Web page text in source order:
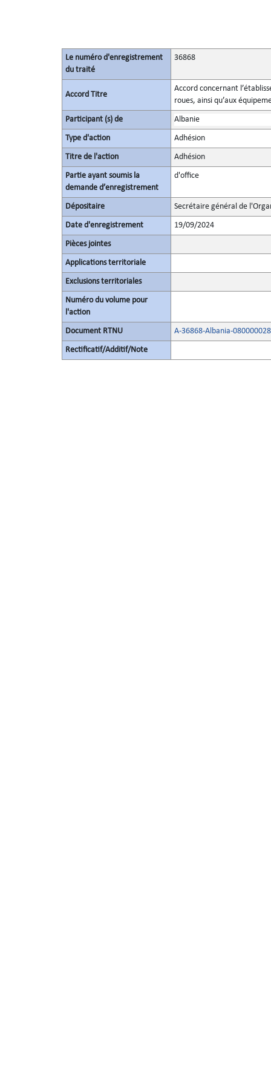
Le numéro d'enregistrement
du traité
36868
Accord Titre
Accord concernant
roues, ainsi qu’aux
Participant (s) de Albanie
Type d'action Adhésion
Titre de l'action Adhésion
Partie ayant soumis la
demande d’enregistrement
d'office
Dépositaire Secrétaire général de
Date d'enregistrement 19/09/2024
Pièces jointes
Applications territoriale
Exclusions territoriales
Numéro du volume pour
l'action
Document RTNU A-36868-Albania-
Rectificatif/Additif/Note